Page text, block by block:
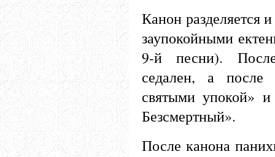
Канон разделяется
заупокойными
9-й песни).
седален, а
святыми упокой»
Безсмертный».
После канона